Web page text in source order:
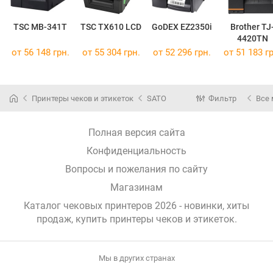
TSC MB-341T TSC TX610 LCD GoDEX EZ2350i
Brother
4420TN
от 56 148 грн. от 55 304 грн. от 52 296 грн. от 51 183
Принтеры чеков и этикеток SATO Фильтр Все
Полная версия сайта
Конфиденциальность
Вопросы и пожелания по сайту
Магазинам
Каталог чековых принтеров 2026 - новинки, хиты
продаж, купить принтеры чеков и этикеток.
Мы в других странах